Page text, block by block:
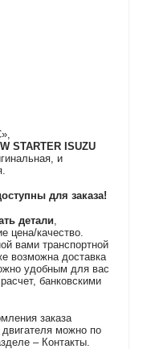
STARTER ISUZU
и
для заказа!
детали,
цена/качество.
вами транспортной
возможна доставка
удобным для вас
банковскими
заказа
можно по
– Контакты.